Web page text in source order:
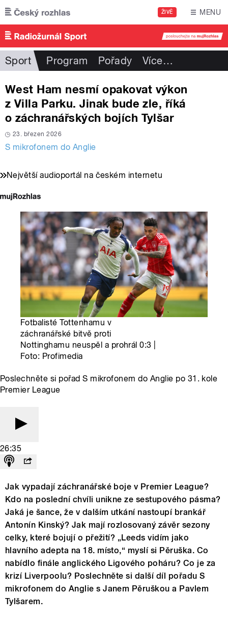
Přejít k hlavnímu obsahu
ŽIVĚ MENU
Sport Program Pořady Více…
West Ham nesmí opakovat výkon
z Villa Parku. Jinak bude zle, říká
o záchranářských bojích Tylšar
23. březen 2026
S mikrofonem do Anglie
Největší audioportál na českém internetu
Fotbalisté Tottenhamu v
záchranářské bitvě proti
Nottinghamu neuspěl a prohrál 0:3 |
Foto: Profimedia
Poslechněte si pořad S mikrofonem do Anglie po 31. kole
Premier League
26:35
Jak vypadají záchranářské boje v Premier League?
Kdo na poslední chvíli unikne ze sestupového pásma?
Jaká je šance, že v dalším utkání nastoupí brankář
Antonín Kinský? Jak mají rozlosovaný závěr sezony
celky, které bojují o přežití? „Leeds vidím jako
hlavního adepta na 18. místo,“ myslí si Pěruška. Co
nabídlo finále anglického Ligového poháru? Co je za
krizí Liverpoolu? Poslechněte si další díl pořadu S
mikrofonem do Anglie s Janem Pěruškou a Pavlem
Tylšarem.